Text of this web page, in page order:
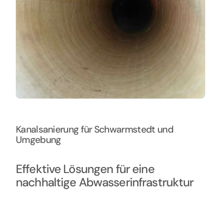
Kanalsanierung für Schwarmstedt und
Umgebung
Effektive Lösungen für eine
nachhaltige Abwasserinfrastruktur